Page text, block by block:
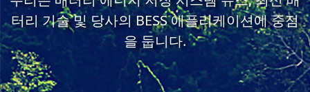
터리 기술 및 당사의 BESS 애플리케이션에 중점
을 둡니다.